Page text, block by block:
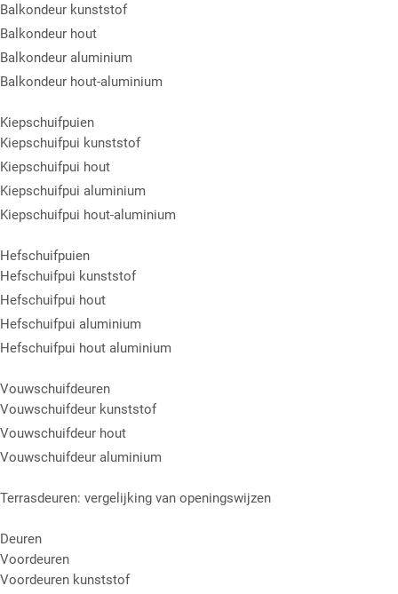
Balkondeur kunststof
Balkondeur hout
Balkondeur aluminium
Balkondeur hout-aluminium
Kiepschuifpuien
Kiepschuifpui kunststof
Kiepschuifpui hout
Kiepschuifpui aluminium
Kiepschuifpui hout-aluminium
Hefschuifpuien
Hefschuifpui kunststof
Hefschuifpui hout
Hefschuifpui aluminium
Hefschuifpui hout aluminium
Vouwschuifdeuren
Vouwschuifdeur kunststof
Vouwschuifdeur hout
Vouwschuifdeur aluminium
Terrasdeuren: vergelijking van openingswijzen
Deuren
Voordeuren
Voordeuren kunststof